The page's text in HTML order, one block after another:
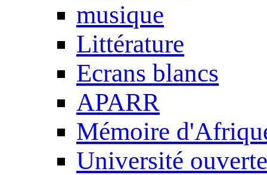
musique
Littérature
Ecrans blancs
APARR
Mémoire
Université ouverte